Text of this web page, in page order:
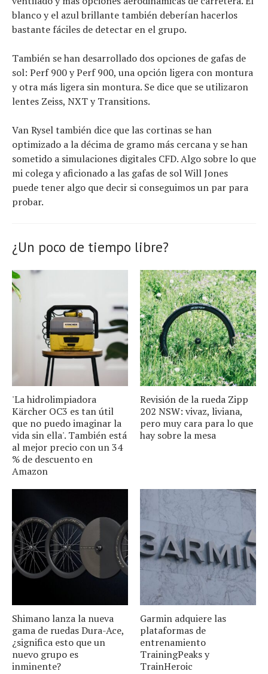
blanco y el azul brillante también deberían hacerlos
bastante fáciles de detectar en el grupo.
También se han desarrollado dos opciones de gafas de
sol: Perf 900 y Perf 900, una opción ligera con montura
y otra más ligera sin montura. Se dice que se utilizaron
lentes Zeiss, NXT y Transitions.
Van Rysel también dice que las cortinas se han
optimizado a la décima de gramo más cercana y se han
sometido a simulaciones digitales CFD. Algo sobre lo que
mi colega y aficionado a las gafas de sol Will Jones
puede tener algo que decir si conseguimos un par para
probar.
¿Un poco de tiempo libre?
'La hidrolimpiadora
Kärcher OC3 es tan útil
que no puedo imaginar la
vida sin ella'. También está
al mejor precio con un 34
% de descuento en
Amazon
Revisión de la rueda Zipp
202 NSW: vivaz, liviana,
pero muy cara para lo que
hay sobre la mesa
Shimano lanza la nueva
gama de ruedas Dura-Ace,
¿significa esto que un
nuevo grupo es
inminente?
Garmin adquiere las
plataformas de
entrenamiento
TrainingPeaks y
TrainHeroic